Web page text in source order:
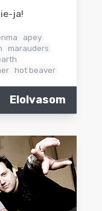
ja!
apey
marauders
hot beaver
Elolvasom